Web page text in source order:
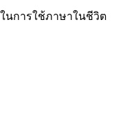
นการใช้ภาษาในชีวิต